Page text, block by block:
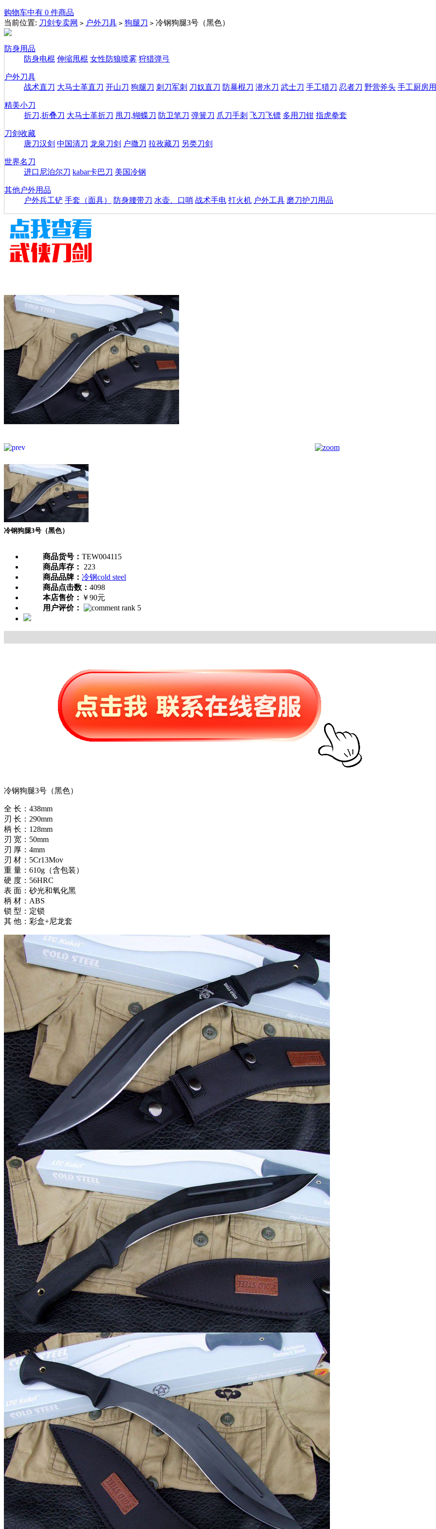
购物车中有 0 件商品
当前位置: 刀剑专卖网 > 户外刀具 > 狗腿刀 > 冷钢狗腿3号（黑色）
防身用品
防身电棍 伸缩甩棍 女性防狼喷雾 狩猎弹弓
户外刀具
战术直刀 大马士革直刀 开山刀 狗腿刀 刺刀军刺 刀奴直刀 防暴棍刀 潜水刀 武士刀 手工猎刀 忍者刀 野营斧头 手工厨房
精美小刀
折刀,折叠刀 大马士革折刀 甩刀,蝴蝶刀 防卫笔刀 弹簧刀 爪刀手刺 飞刀飞镖 多用刀钳 指虎拳套
刀剑收藏
唐刀汉剑 中国清刀 龙泉刀剑 户撒刀 拉孜藏刀 另类刀剑
世界名刀
进口尼泊尔刀 kabar卡巴刀 美国冷钢
其他户外用品
户外兵工铲 手套（面具） 防身腰带刀 水壶、口哨 战术手电 打火机 户外工具 磨刀护刀用品
冷钢狗腿3号（黑色）
商品货号： TEW004115
商品库存：
223
商品品牌： 冷钢cold steel
商品点击数： 4098
本店售价： ￥90元
用户评价：
冷钢狗腿3号（黑色）
全 长：438mm
刃 长：290mm
柄 长：128mm
刃 宽：50mm
刃 厚：4mm
刃 材：5Cr13Mov
重 量：610g（含包装）
硬 度：56HRC
表 面：砂光和氧化黑
柄 材：ABS
锁 型：定锁
其 他：彩盒+尼龙套